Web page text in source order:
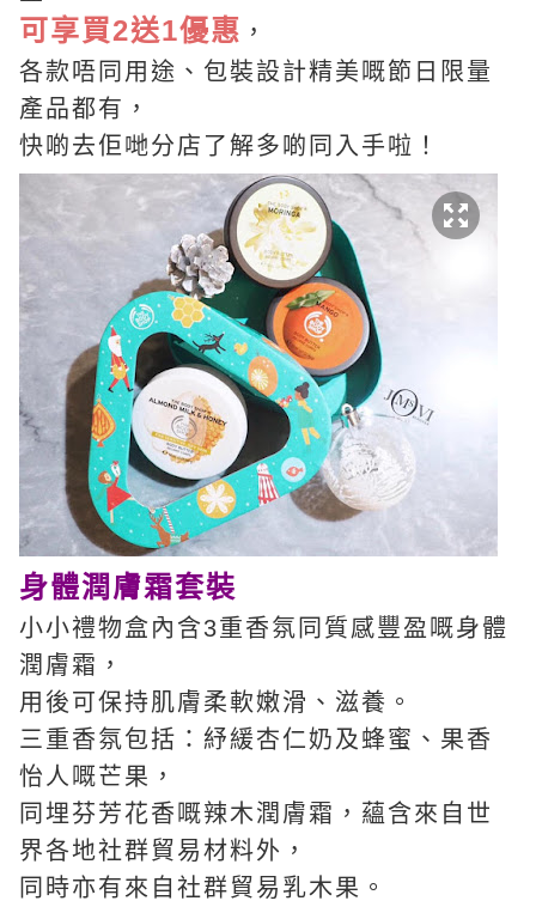
可享買2送1優惠 ，
各款唔同用途、包裝設計精美嘅節日限量
產品都有，
快啲去佢哋分店了解多啲同入手啦！
身體潤膚霜套裝
小小禮物盒內含3重香氛同質感豐盈嘅身體
潤膚霜，
用後可保持肌膚柔軟嫩滑、滋養。
三重香氛包括：紓緩杏仁奶及蜂蜜、果香
怡人嘅芒果，
同埋芬芳花香嘅辣木潤膚霜，蘊含來自世
界各地社群貿易材料外，
同時亦有來自社群貿易乳木果。